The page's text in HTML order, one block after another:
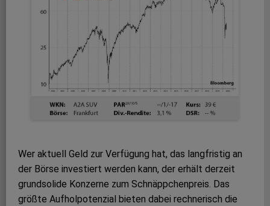
Wer aktuell Geld zur Verfügung hat, das langfristig an
der Börse investiert werden kann, der erhält derzeit
grundsolide Konzerne zum Schnäppchenpreis. Das
größte Aufholpotenzial bieten dabei rechnerisch die